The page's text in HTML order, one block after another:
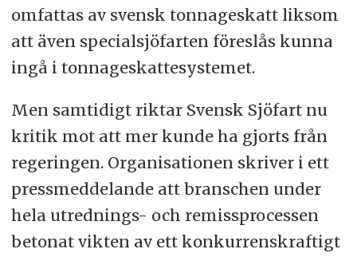
omfattas av svensk tonnageskatt liksom
att även specialsjöfarten föreslås kunna
ingå i tonnageskattesystemet.
Men samtidigt riktar Svensk Sjöfart nu
kritik mot att mer kunde ha gjorts från
regeringen. Organisationen skriver i ett
pressmeddelande att branschen under
hela utrednings- och remissprocessen
betonat vikten av ett konkurrenskraftigt